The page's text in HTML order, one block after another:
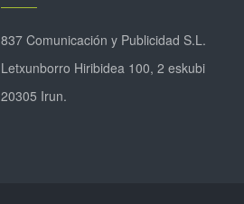
837 Comunicación y Publicidad S.L.
Letxunborro Hiribidea 100, 2 eskubi
20305 Irun.